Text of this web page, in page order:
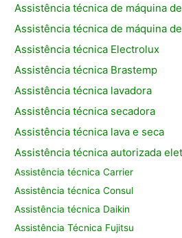
Assistência técnica de máquina
Assistência técnica de máquina
Assistência técnica Electrolux
Assistência técnica Brastemp
Assistência técnica lavadora
Assistência técnica secadora
Assistência técnica lava e seca
Assistência técnica autorizada
Assistência técnica Carrier
Assistência técnica Consul
Assistência técnica Daikin
Assistência Técnica Fujitsu